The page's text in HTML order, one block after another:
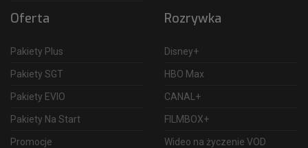
Oferta
Pakiety Plus
Pakiety SGT
Pakiety EVIO
Pakiety Na Start
Promocje
Rozrywka
Disney+
HBO Max
CANAL+
FILMBOX+
Wideo na życzenie VOD